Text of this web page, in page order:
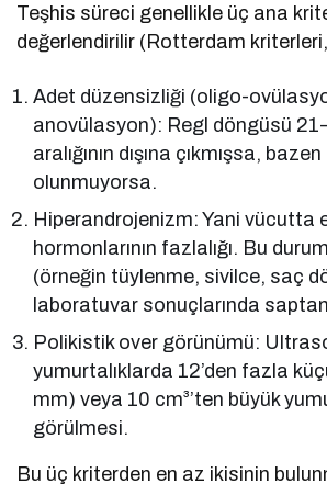
Teşhis süreci genellikle üç ana
değerlendirilir (Rotterdam
Adet düzensizliği (oligo-
anovülasyon): Regl döngüsü
aralığının dışına çıkmışsa,
olunmuyorsa.
Hiperandrojenizm: Yani vücutta
hormonlarının fazlalığı. Bu
(örneğin tüylenme, sivilce, saç
laboratuvar sonuçlarında
Polikistik over görünümü:
yumurtalıklarda 12’den fazla
mm) veya 10 cm³’ten büyük
görülmesi.
Bu üç kriterden en az ikisinin